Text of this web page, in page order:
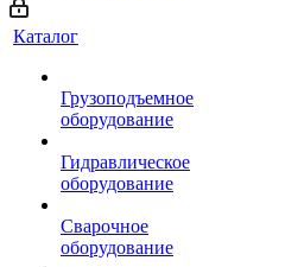
Каталог
Грузоподъемное
оборудование
Гидравлическое
оборудование
Сварочное
оборудование